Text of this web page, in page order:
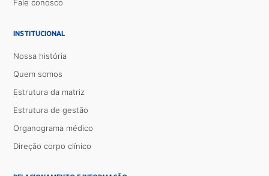
Fale conosco
INSTITUCIONAL
Nossa história
Quem somos
Estrutura da matriz
Estrutura de gestão
Organograma médico
Direção corpo clínico